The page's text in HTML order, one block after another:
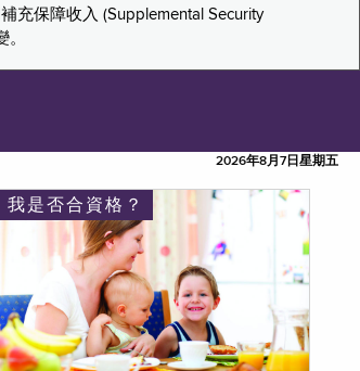
充保障收入 (Supplemental Security
2026年8月7日星期五
我是否合資格？